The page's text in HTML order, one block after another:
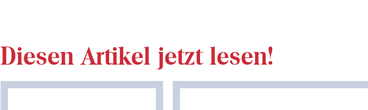
Diesen Artikel jetzt lesen!